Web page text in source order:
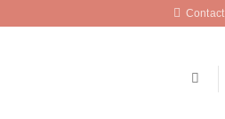
Contact